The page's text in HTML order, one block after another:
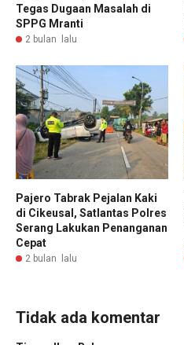
Tegas Dugaan Masalah di
SPPG Mranti
2 bulan lalu
Pajero Tabrak Pejalan Kaki
di Cikeusal, Satlantas Polres
Serang Lakukan Penanganan
Cepat
2 bulan lalu
Tidak ada komentar